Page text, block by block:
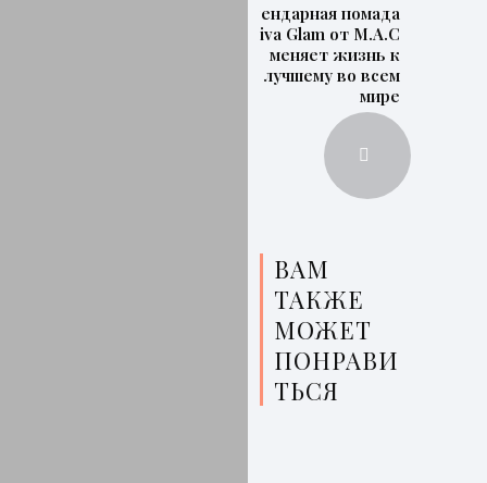
Легендарная помада
Viva Glam от M.A.C
меняет жизнь к
лучшему во всем
мире
ВАМ
ТАКЖЕ
МОЖЕТ
ПОНРАВИ
ТЬСЯ